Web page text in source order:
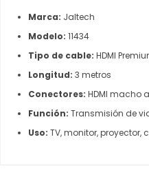
Marca: Jaltech
Modelo: 11434
Tipo de cable: HDMI
Longitud: 3 metros
Conectores: HDMI macho
Función: Transmisión de
Uso: TV, monitor, proyector,